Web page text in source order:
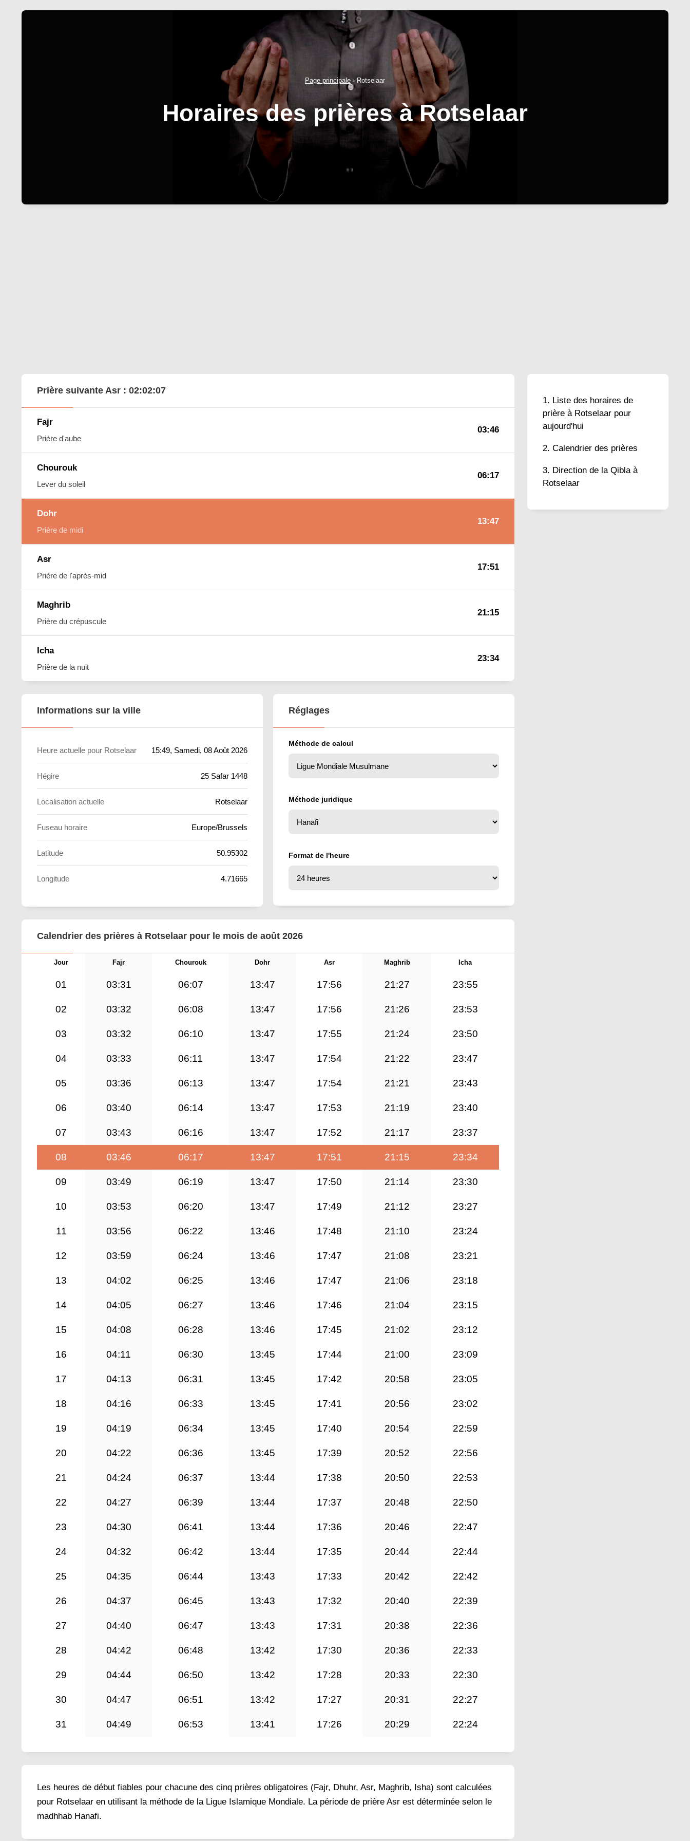
Page principale › Rotselaar
Horaires des prières à Rotselaar
Liste des horaires de
prière à Rotselaar pour
aujourd'hui
Calendrier des prières
Direction de la Qibla à
Rotselaar
Prière suivante Asr : 02:02:06
Fajr
Prière d'aube
03:46
Chourouk
Lever du soleil
06:17
Dohr
Prière de midi
13:47
Asr
Prière de l'après-mid
17:51
Maghrib
Prière du crépuscule
21:15
Icha
Prière de la nuit
23:34
Informations sur la ville
Heure actuelle pour Rotselaar 15:49, Samedi, 08 Août 2026
Hégire 25 Safar 1448
Localisation actuelle Rotselaar
Fuseau horaire Europe/Brussels
Latitude 50.95302
Longitude 4.71665
Réglages
Méthode de calcul
Méthode juridique
Format de l'heure
Calendrier des prières à Rotselaar pour le mois de août 2026
Jour Fajr Chourouk Dohr Asr Maghrib Icha
01 03:31 06:07 13:47 17:56 21:27 23:55
02 03:32 06:08 13:47 17:56 21:26 23:53
03 03:32 06:10 13:47 17:55 21:24 23:50
04 03:33 06:11 13:47 17:54 21:22 23:47
05 03:36 06:13 13:47 17:54 21:21 23:43
06 03:40 06:14 13:47 17:53 21:19 23:40
07 03:43 06:16 13:47 17:52 21:17 23:37
08 03:46 06:17 13:47 17:51 21:15 23:34
09 03:49 06:19 13:47 17:50 21:14 23:30
10 03:53 06:20 13:47 17:49 21:12 23:27
11 03:56 06:22 13:46 17:48 21:10 23:24
12 03:59 06:24 13:46 17:47 21:08 23:21
13 04:02 06:25 13:46 17:47 21:06 23:18
14 04:05 06:27 13:46 17:46 21:04 23:15
15 04:08 06:28 13:46 17:45 21:02 23:12
16 04:11 06:30 13:45 17:44 21:00 23:09
17 04:13 06:31 13:45 17:42 20:58 23:05
18 04:16 06:33 13:45 17:41 20:56 23:02
19 04:19 06:34 13:45 17:40 20:54 22:59
20 04:22 06:36 13:45 17:39 20:52 22:56
21 04:24 06:37 13:44 17:38 20:50 22:53
22 04:27 06:39 13:44 17:37 20:48 22:50
23 04:30 06:41 13:44 17:36 20:46 22:47
24 04:32 06:42 13:44 17:35 20:44 22:44
25 04:35 06:44 13:43 17:33 20:42 22:42
26 04:37 06:45 13:43 17:32 20:40 22:39
27 04:40 06:47 13:43 17:31 20:38 22:36
28 04:42 06:48 13:42 17:30 20:36 22:33
29 04:44 06:50 13:42 17:28 20:33 22:30
30 04:47 06:51 13:42 17:27 20:31 22:27
31 04:49 06:53 13:41 17:26 20:29 22:24
Les heures de début fiables pour chacune des cinq prières obligatoires (Fajr, Dhuhr, Asr, Maghrib, Isha) sont calculées
pour Rotselaar en utilisant la méthode de la Ligue Islamique Mondiale. La période de prière Asr est déterminée selon le
madhhab Hanafi.